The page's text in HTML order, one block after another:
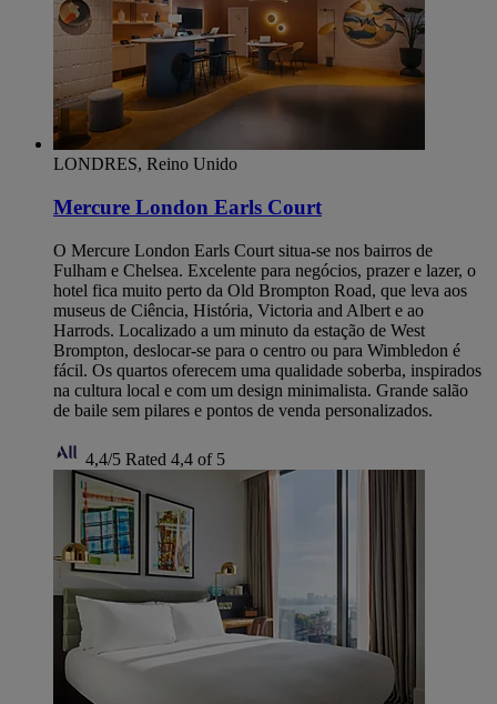
LONDRES, Reino Unido
Mercure London Earls Court
O Mercure London Earls Court situa-se nos bairros de
Fulham e Chelsea. Excelente para negócios, prazer e lazer, o
hotel fica muito perto da Old Brompton Road, que leva aos
museus de Ciência, História, Victoria and Albert e ao
Harrods. Localizado a um minuto da estação de West
Brompton, deslocar-se para o centro ou para Wimbledon é
fácil. Os quartos oferecem uma qualidade soberba, inspirados
na cultura local e com um design minimalista. Grande salão
de baile sem pilares e pontos de venda personalizados.
4,4/5 Rated 4,4 of 5